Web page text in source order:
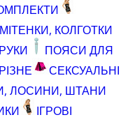
КОЛГОТКИ
ПОЯСИ ДЛЯ
РІЗНЕ
СЕКСУАЛЬНІ
ЛОСИНИ, ШТАНИ
ІГРОВІ